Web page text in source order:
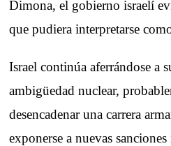
Dimona, el gobierno israelí
que pudiera interpretarse
Israel continúa aferrándose a
ambigüedad nuclear,
desencadenar una carrera
exponerse a nuevas